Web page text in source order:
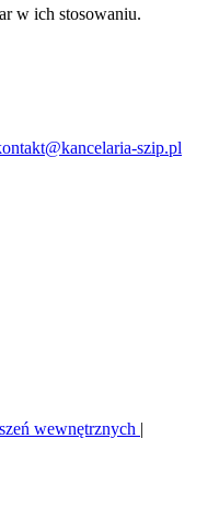
w ich stosowaniu.
szip.pl
wewnętrznych |